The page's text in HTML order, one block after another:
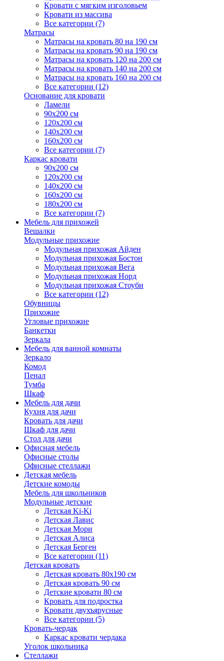
Кровати с мягким изголовьем
Кровати из массива
Все категории (7)
Матрасы
Матрасы на кровать 80 на 190 см
Матрасы на кровать 90 на 190 см
Матрасы на кровать 120 на 200 см
Матрасы на кровать 140 на 200 см
Матрасы на кровать 160 на 200 см
Все категории (12)
Основание для кровати
Ламели
90х200 см
120х200 см
140х200 см
160х200 см
Все категории (7)
Каркас кровати
90х200 см
120х200 см
140х200 см
160х200 см
180х200 см
Все категории (7)
Мебель для прихожей
Вешалки
Модульные прихожие
Модульная прихожая Айден
Модульная прихожая Бостон
Модульная прихожая Вега
Модульная прихожая Норд
Модульная прихожая Стоуби
Все категории (12)
Обувницы
Прихожие
Угловые прихожие
Банкетки
Зеркала
Мебель для ванной комнаты
Зеркало
Комод
Пенал
Тумба
Шкаф
Мебель для дачи
Кухня для дачи
Кровать для дачи
Шкаф для дачи
Стол для дачи
Офисная мебель
Офисные столы
Офисные стеллажи
Детская мебель
Детские комоды
Мебель для школьников
Модульные детские
Детская Ki-Ki
Детская Лавис
Детская Мори
Детская Алиса
Детская Берген
Все категории (11)
Детская кровать
Детская кровать 80х190 см
Детская кровать 90 см
Детские кровати 80 см
Кровать для подростка
Кровати двухъярусные
Все категории (5)
Кровать-чердак
Каркас кровати чердака
Уголок школьника
Стеллажи